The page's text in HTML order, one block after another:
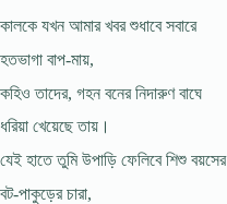
কালকে যখন আমার খবর শুধাবে সবারে
হতভাগা বাপ-মায়,
কহিও তাদের, গহন বনের নিদারুণ বাঘে
ধরিয়া খেয়েছে তায়।
যেই হাতে তুমি উপাড়ি ফেলিবে শিশু বয়সের
বট-পাকুড়ের চারা,